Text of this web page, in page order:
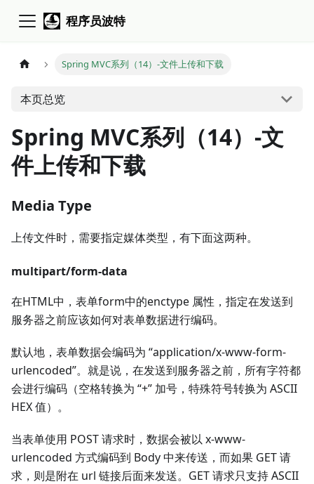
程序员波特
Spring MVC系列（14）-文件上传和下载
本页总览
Spring MVC系列（14）-文
件上传和下载
Media Type
上传文件时，需要指定媒体类型，有下面这两种。
multipart/form-data
在HTML中，表单form中的enctype 属性，指定在发送到
服务器之前应该如何对表单数据进行编码。
默认地，表单数据会编码为 “application/x-www-form-
urlencoded”。就是说，在发送到服务器之前，所有字符都
会进行编码（空格转换为 “+” 加号，特殊符号转换为 ASCII
HEX 值）。
当表单使用 POST 请求时，数据会被以 x-www-
urlencoded 方式编码到 Body 中来传送，而如果 GET 请
求，则是附在 url 链接后面来发送。GET 请求只支持 ASCII